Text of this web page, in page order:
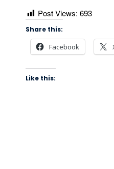
Post Views: 693
Share this:
Facebook
Like this: